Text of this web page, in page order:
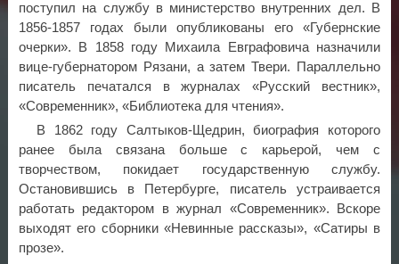
поступил на службу в министерство внутренних дел. В
1856-1857 годах были опубликованы его «Губернские
очерки». В 1858 году Михаила Евграфовича назначили
вице-губернатором Рязани, а затем Твери. Параллельно
писатель печатался в журналах «Русский вестник»,
«Современник», «Библиотека для чтения».
В 1862 году Салтыков-Щедрин, биография которого
ранее была связана больше с карьерой, чем с
творчеством, покидает государственную службу.
Остановившись в Петербурге, писатель устраивается
работать редактором в журнал «Современник». Вскоре
выходят его сборники «Невинные рассказы», «Сатиры в
прозе».